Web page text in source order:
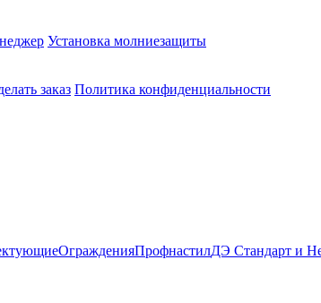
Установка молниезащиты
заказ Политика конфиденциальности
ОгражденияПрофнастилДЭ Стандарт и